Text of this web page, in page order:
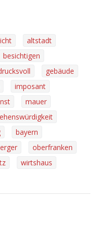
altstadt
besichtigen
gebäude
imposant
mauer
bayern
oberfranken
wirtshaus